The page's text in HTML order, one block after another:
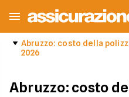
Abruzzo: costo della
2026
Abruzzo: costo